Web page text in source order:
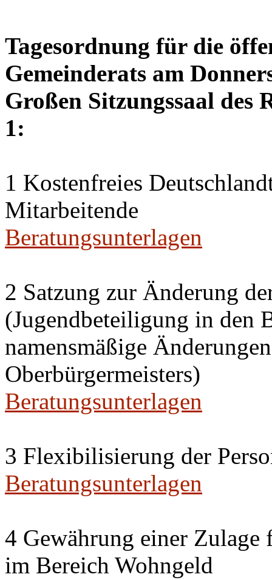
Tagesordnung für die
Gemeinderats am
Großen Sitzungssaal des
1:
1 Kostenfreies
Mitarbeitende
Beratungsunterlagen
2 Satzung zur Änderung
(Jugendbeteiligung in den
namensmäßige
Oberbürgermeisters)
Beratungsunterlagen
3 Flexibilisierung der
Beratungsunterlagen
4 Gewährung einer
im Bereich Wohngeld